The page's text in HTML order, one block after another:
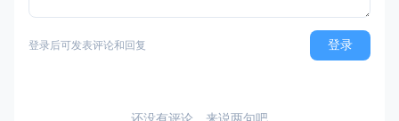
登录后可发表评论和回复 登录